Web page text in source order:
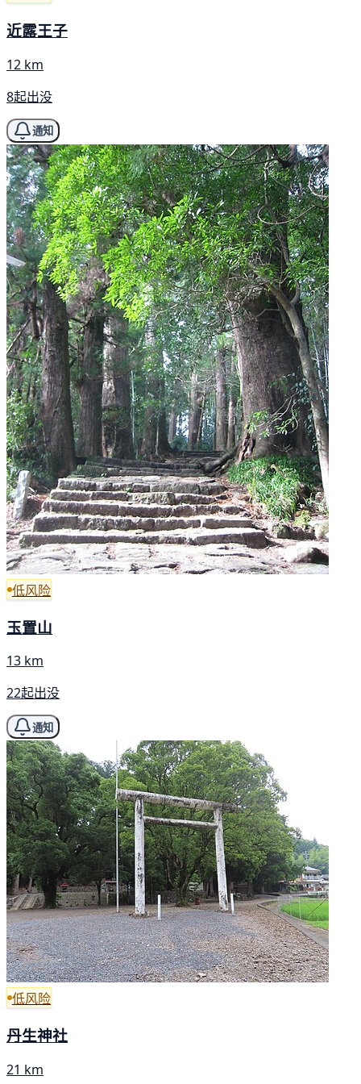
近露王子
12 km
8起出没
通知
低风险
玉置山
13 km
22起出没
通知
低风险
丹生神社
21 km